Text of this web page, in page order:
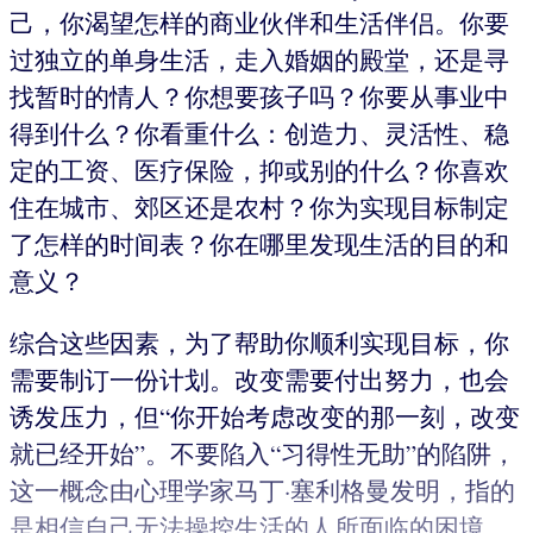
己，你渴望怎样的商业伙伴和生活伴侣。你要
过独立的单身生活，走入婚姻的殿堂，还是寻
找暂时的情人？你想要孩子吗？你要从事业中
得到什么？你看重什么：创造力、灵活性、稳
定的工资、医疗保险，抑或别的什么？你喜欢
住在城市、郊区还是农村？你为实现目标制定
了怎样的时间表？你在哪里发现生活的目的和
意义？
综合这些因素，为了帮助你顺利实现目标，你
需要制订一份计划。改变需要付出努力，也会
诱发压力，但“你开始考虑改变的那一刻，改变
就已经开始”。不要陷入“习得性无助”的陷阱，
这一概念由心理学家马丁·塞利格曼发明，指的